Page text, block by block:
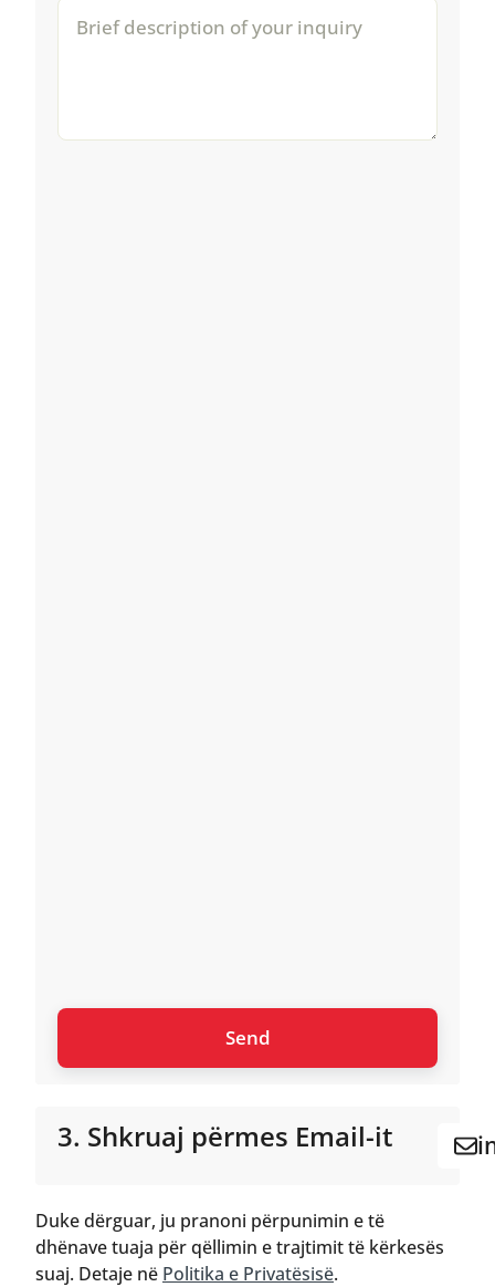
3. Shkruaj përmes Email-it
Duke dërguar, ju pranoni përpunimin e të
dhënave tuaja për qëllimin e trajtimit të kërkesës
suaj. Detaje në Politika e Privatësisë.